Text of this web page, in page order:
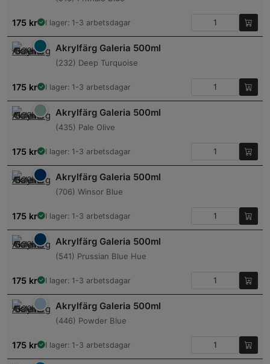
175 kr I lager: 1-3 arbetsdagar
Akrylfärg Galeria 500ml
(232) Deep Turquoise
175 kr I lager: 1-3 arbetsdagar
Akrylfärg Galeria 500ml
(435) Pale Olive
175 kr I lager: 1-3 arbetsdagar
Akrylfärg Galeria 500ml
(706) Winsor Blue
175 kr I lager: 1-3 arbetsdagar
Akrylfärg Galeria 500ml
(541) Prussian Blue Hue
175 kr I lager: 1-3 arbetsdagar
Akrylfärg Galeria 500ml
(446) Powder Blue
175 kr I lager: 1-3 arbetsdagar